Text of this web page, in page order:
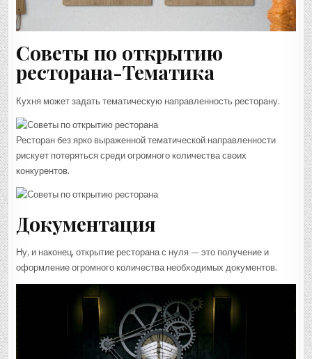
Советы по открытию
ресторана-Тематика
Кухня может задать тематическую направленность ресторану.
Ресторан без ярко выраженной тематической направленности
рискует потеряться среди огромного количества своих
конкурентов.
Документация
Ну, и наконец, открытие ресторана с нуля — это получение и
оформление огромного количества необходимых документов.